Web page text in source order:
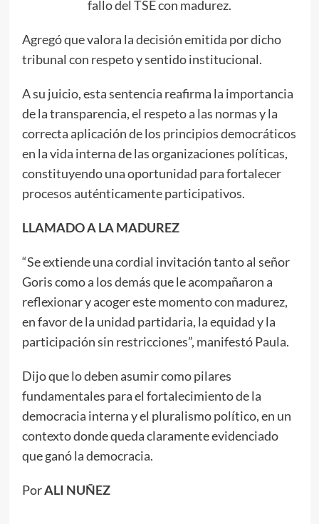
fallo del TSE con madurez.
Agregó que valora la decisión emitida por dicho
tribunal con respeto y sentido institucional.
A su juicio, esta sentencia reafirma la importancia
de la transparencia, el respeto a las normas y la
correcta aplicación de los principios democráticos
en la vida interna de las organizaciones políticas,
constituyendo una oportunidad para fortalecer
procesos auténticamente participativos.
LLAMADO A LA MADUREZ
“Se extiende una cordial invitación tanto al señor
Goris como a los demás que le acompañaron a
reflexionar y acoger este momento con madurez,
en favor de la unidad partidaria, la equidad y la
participación sin restricciones”, manifestó Paula.
Dijo que lo deben asumir como pilares
fundamentales para el fortalecimiento de la
democracia interna y el pluralismo político, en un
contexto donde queda claramente evidenciado
que ganó la democracia.
PorALI NUÑEZ